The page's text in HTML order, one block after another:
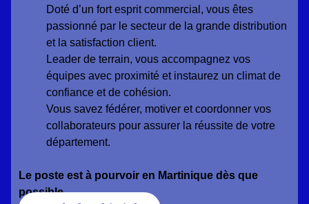
Doté d’un fort esprit commercial, vous êtes
passionné par le secteur de la grande distribution
et la satisfaction client.
Leader de terrain, vous accompagnez vos
équipes avec proximité et instaurez un climat de
confiance et de cohésion.
Vous savez fédérer, motiver et coordonner vos
collaborateurs pour assurer la réussite de votre
département.
Le poste est à pourvoir en Martinique dès que
possible.